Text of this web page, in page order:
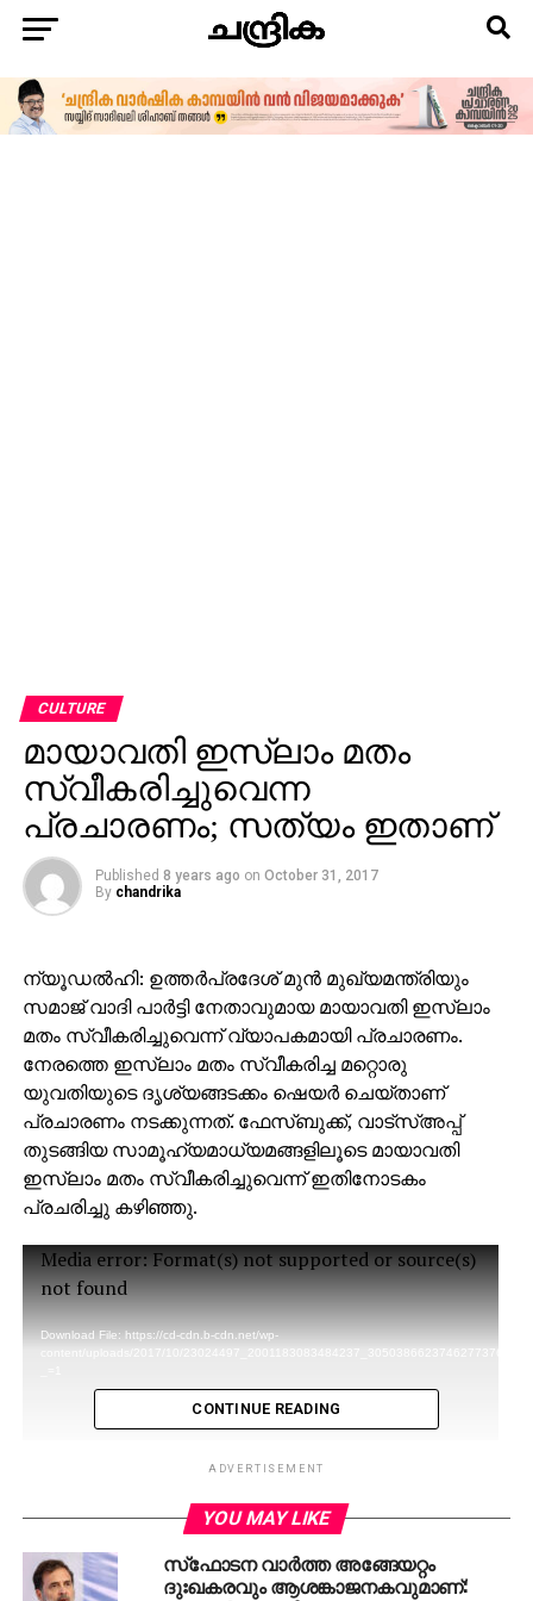
CULTURE
മായാവതി ഇസ്‌ലാം മതം
സ്വീകരിച്ചുവെന്ന
പ്രചാരണം; സത്യം ഇതാണ്
Published 8 years ago on October 31, 2017
By chandrika
ന്യൂഡല്‍ഹി: ഉത്തര്‍പ്രദേശ് മുന്‍ മുഖ്യമന്ത്രിയും
സമാജ് വാദി പാര്‍ട്ടി നേതാവുമായ മായാവതി ഇസ്‌ലാം
മതം സ്വീകരിച്ചുവെന്ന് വ്യാപകമായി പ്രചാരണം.
നേരത്തെ ഇസ്‌ലാം മതം സ്വീകരിച്ച മറ്റൊരു
യുവതിയുടെ ദൃശ്യങ്ങടക്കം ഷെയര്‍ ചെയ്താണ്
പ്രചാരണം നടക്കുന്നത്. ഫേസ്ബുക്ക്, വാട്‌സ്അപ്പ്
തുടങ്ങിയ സാമൂഹ്യമാധ്യമങ്ങളിലൂടെ മായാവതി
ഇസ്‌ലാം മതം സ്വീകരിച്ചുവെന്ന് ഇതിനോടകം
പ്രചരിച്ചു കഴിഞ്ഞു.
Video
Player
Media error: Format(s) not supported or source(s)
not found
Download File: https://cd-cdn.b-cdn.net/wp-
content/uploads/2017/10/
CONTINUE READING
ADVERTISEMENT
YOU MAY LIKE
സ്‌ഫോടന വാര്‍ത്ത അങ്ങേയറ്റം
ദുഃഖകരവും ആശങ്കാജനകവുമാണ്: